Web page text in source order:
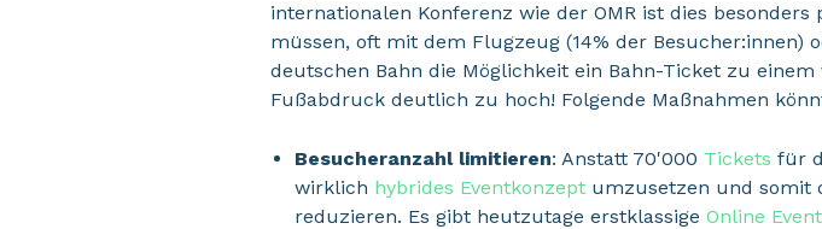
internationalen Konferenz wie der OMR ist dies
müssen, oft mit dem Flugzeug (14% der Besucher:innen)
deutschen Bahn die Möglichkeit ein Bahn-Ticket zu
Fußabdruck deutlich zu hoch! Folgende Maßnahmen
Besucheranzahl limitieren: Anstatt 70'000 Tickets für
wirklich hybrides Eventkonzeptumzusetzen und somit
reduzieren. Es gibt heutzutage erstklassige Online